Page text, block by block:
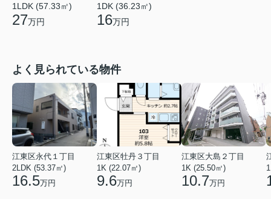
1LDK (57.33㎡)
27万円
1DK (36.23㎡)
16万円
よく見られている物件
江東区永代１丁目
2LDK (53.37㎡)
16.5万円
江東区牡丹３丁目
1K (22.07㎡)
9.6万円
江東区大島２丁目
1K (25.50㎡)
10.7万円